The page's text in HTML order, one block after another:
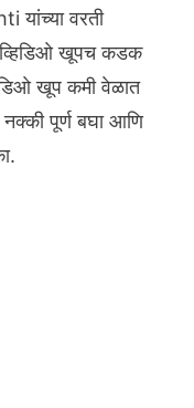
वरती
खूपच कडक
खूप कमी वेळात
पूर्ण बघा आणि